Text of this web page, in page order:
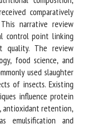
rapid expansion of
on rearing,
composition,
comparatively
narrative review
point linking
The review
food science, and
commonly used